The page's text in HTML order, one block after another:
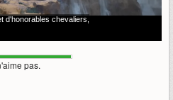
pas.